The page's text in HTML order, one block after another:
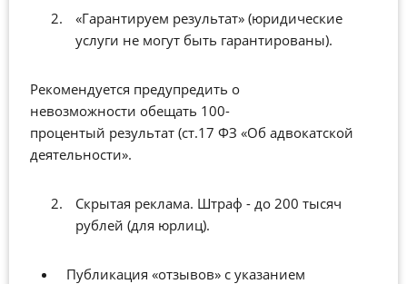
«Гарантируем результат» (юридические
услуги не могут быть гарантированы).
Рекомендуется предупредить о
невозможности обещать 100-
процентый результат (ст.17 ФЗ «Об адвокатской
деятельности».
Скрытая реклама. Штраф - до 200 тысяч
рублей (для юрлиц).
Публикация «отзывов» с указанием